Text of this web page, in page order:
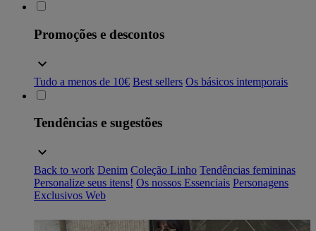
Promoções e descontos
Tudo a menos de 10€ Best sellers Os básicos intemporais
Tendências e sugestões
Back to work Denim Coleção Linho Tendências femininas
Personalize seus itens! Os nossos Essenciais Personagens
Exclusivos Web